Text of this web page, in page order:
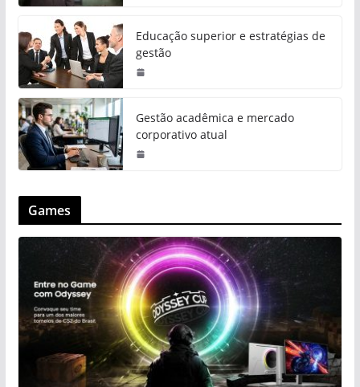
Educação superior e estratégias de
gestão
Gestão acadêmica e mercado
corporativo atual
Games